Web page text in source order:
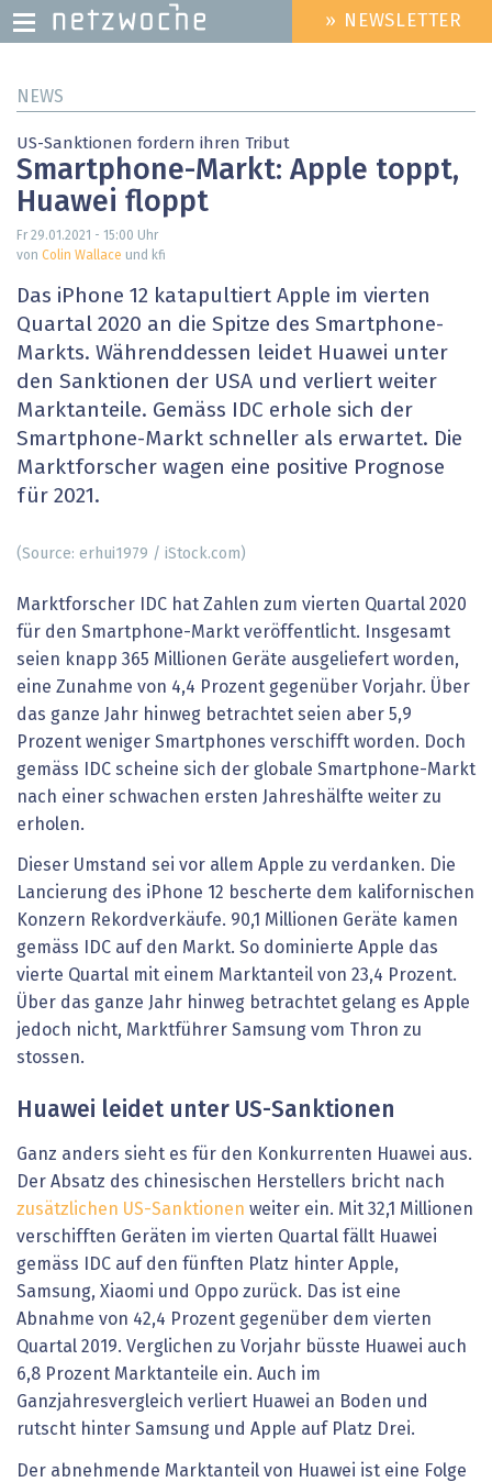
zum
HEADER
MENU
» NEWSLETTER
NEWS
US-Sanktionen fordern ihren Tribut
Smartphone-Markt: Apple toppt,
Huawei floppt
Fr 29.01.2021 - 15:00 Uhr
von Colin Wallace und kfi
Das iPhone 12 katapultiert Apple im vierten
Quartal 2020 an die Spitze des Smartphone-
Markts. Währenddessen leidet Huawei unter
den Sanktionen der USA und verliert weiter
Marktanteile. Gemäss IDC erhole sich der
Smartphone-Markt schneller als erwartet. Die
Marktforscher wagen eine positive Prognose
für 2021.
(Source: erhui1979 / iStock.com)
Marktforscher IDC hat Zahlen zum vierten Quartal 2020
für den Smartphone-Markt veröffentlicht. Insgesamt
seien knapp 365 Millionen Geräte ausgeliefert worden,
eine Zunahme von 4,4 Prozent gegenüber Vorjahr. Über
das ganze Jahr hinweg betrachtet seien aber 5,9
Prozent weniger Smartphones verschifft worden. Doch
gemäss IDC scheine sich der globale Smartphone-Markt
nach einer schwachen ersten Jahreshälfte weiter zu
erholen.
Dieser Umstand sei vor allem Apple zu verdanken. Die
Lancierung des iPhone 12 bescherte dem kalifornischen
Konzern Rekordverkäufe. 90,1 Millionen Geräte kamen
gemäss IDC auf den Markt. So dominierte Apple das
vierte Quartal mit einem Marktanteil von 23,4 Prozent.
Über das ganze Jahr hinweg betrachtet gelang es Apple
jedoch nicht, Marktführer Samsung vom Thron zu
stossen.
Huawei leidet unter US-Sanktionen
Ganz anders sieht es für den Konkurrenten Huawei aus.
Der Absatz des chinesischen Herstellers bricht nach
zusätzlichen US-Sanktionen weiter ein. Mit 32,1 Millionen
verschifften Geräten im vierten Quartal fällt Huawei
gemäss IDC auf den fünften Platz hinter Apple,
Samsung, Xiaomi und Oppo zurück. Das ist eine
Abnahme von 42,4 Prozent gegenüber dem vierten
Quartal 2019. Verglichen zu Vorjahr büsste Huawei auch
6,8 Prozent Marktanteile ein. Auch im
Ganzjahresvergleich verliert Huawei an Boden und
rutscht hinter Samsung und Apple auf Platz Drei.
Der abnehmende Marktanteil von Huawei ist eine Folge